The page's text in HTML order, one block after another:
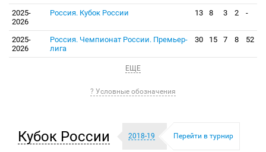
2025-
2026
Россия. Кубок России 13 8 3 2 -
2025-
2026
Россия. Чемпионат России. Премьер-
лига
30 15 7 8 52
ЕЩЕ
? Условные обозначения
Кубок России 2018-19 Перейти в турнир